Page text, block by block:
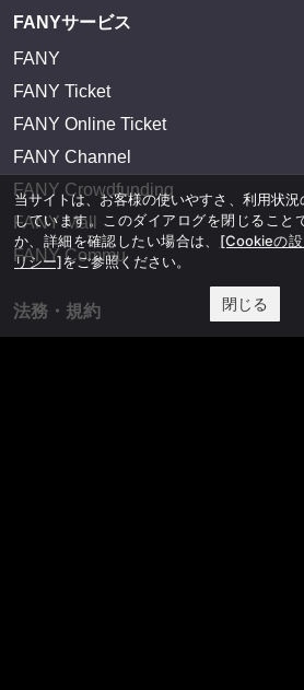
FANYサービス
FANY
FANY Ticket
FANY Online Ticket
FANY Channel
FANY Crowdfunding
FANY Mall
FANY Commu
法務・規約
当サイトは、お客様の使いやすさ、利用状
しています。このダイアログを閉じること
か、詳細を確認したい場合は、 [Cookieの
リシー]をご参照ください。
閉じる